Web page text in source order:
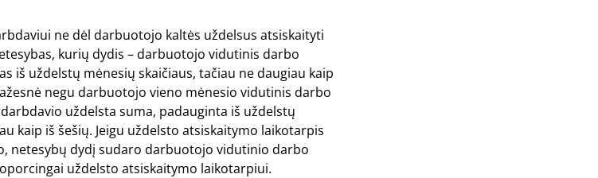
ne dėl darbuotojo kaltės uždelsus atsiskaityti
kurių dydis – darbuotojo vidutinis darbo
iš uždelstų mėnesių skaičiaus, tačiau ne daugiau kaip
negu darbuotojo vieno mėnesio vidutinis darbo
uždelsta suma, padauginta iš uždelstų
kaip iš šešių. Jeigu uždelsto atsiskaitymo laikotarpis
netesybų dydį sudaro darbuotojo vidutinio darbo
uždelsto atsiskaitymo laikotarpiui.